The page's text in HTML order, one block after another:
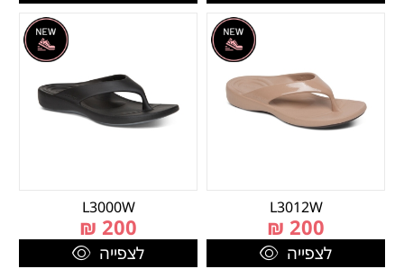
L3012W
200
₪
לצפייה
L3000W
200
₪
לצפייה